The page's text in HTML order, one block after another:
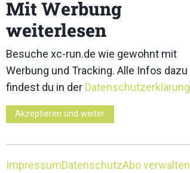
12
Mit Werbung
weiterlesen
Besuche xc-run.de wie gewohnt mit
Werbung und Tracking. Alle Infos dazu
findest du in der Datenschutzerklärung
Akzeptieren und weiter
ImpressumDatenschutzAbo verwalten